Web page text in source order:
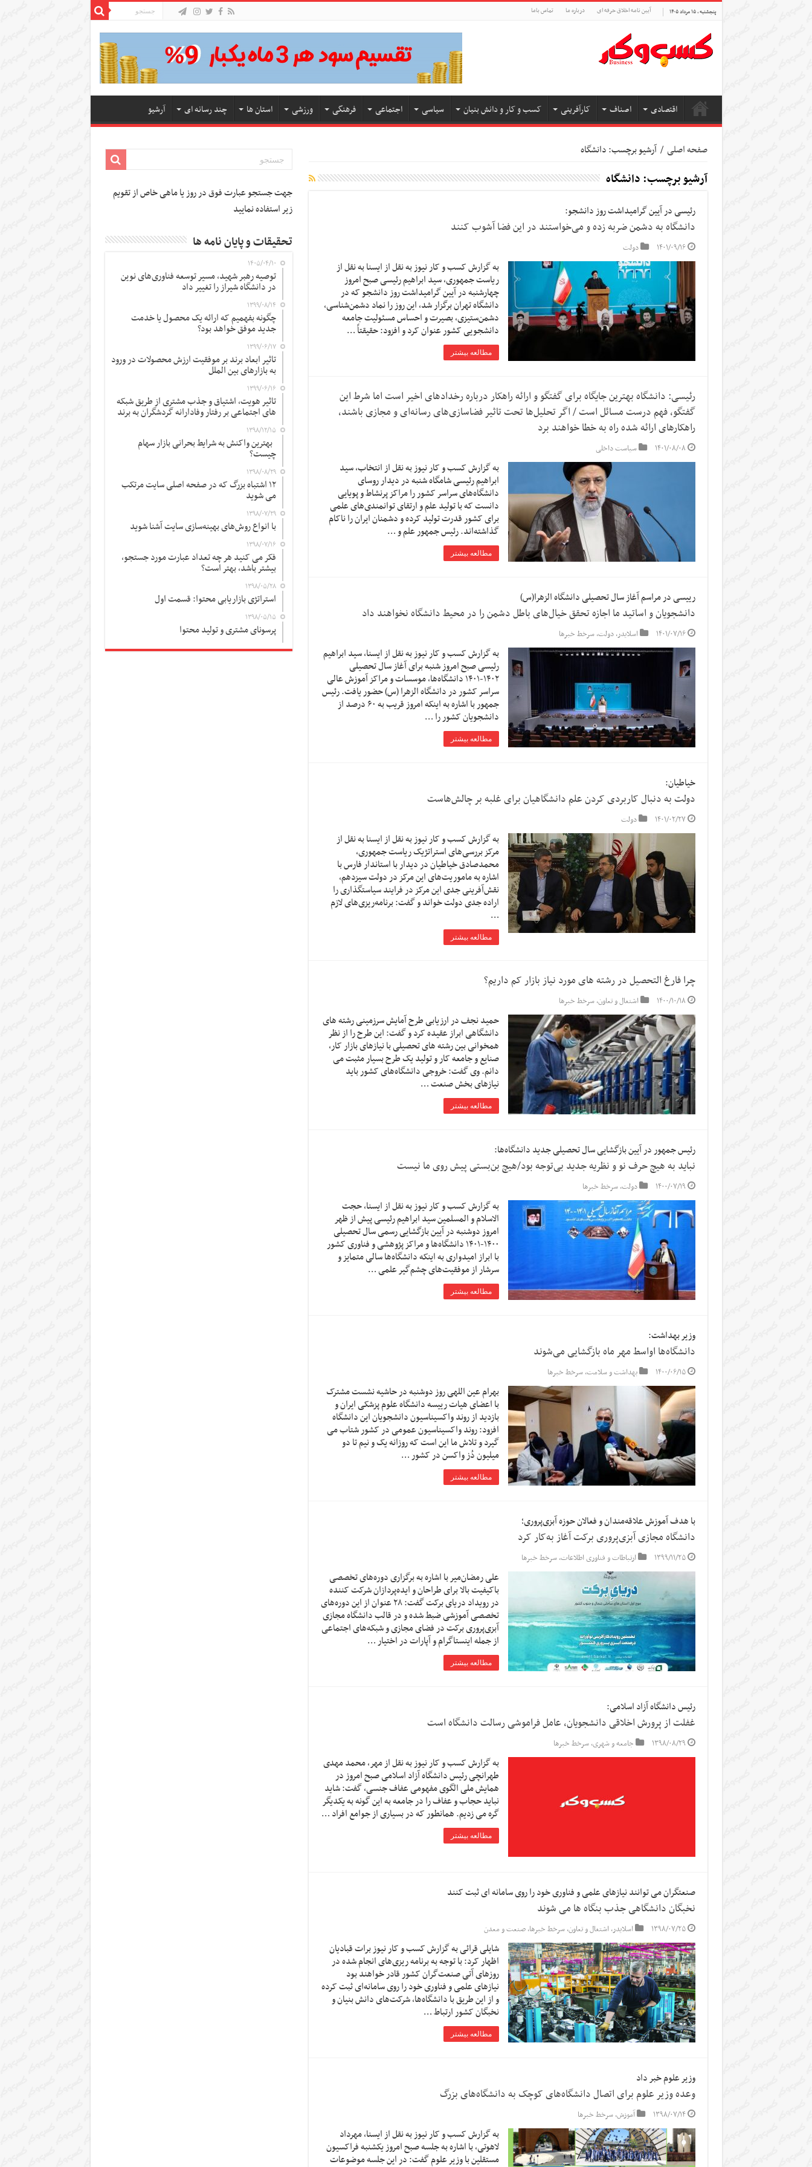
پنجشنبه , ۱۵ مرداد ۱۴۰۵ آیین نامه اخلاق حرفه ای درباره ما تماس باما
اقتصادی اصناف کارآفرینی کسب و کار و دانش بنیان سیاسی اجتماعی فرهنگی ورزشی استان ها چند رسانه ای آرشیو
صفحه اصلی / آرشیو برچسب: دانشگاه
آرشیو برچسب:دانشگاه
رئیسی در آیین گرامیداشت روز دانشجو:
دانشگاه به دشمن ضربه زده و می‌خواستند در این فضا آشوب کنند
۱۴۰۱/۰۹/۱۶ دولت
به گزارش کسب و کار نیوز به نقل از ایسنا به نقل از
ریاست جمهوری، سید ابراهیم رئیسی صبح امروز
چهارشنبه در آیین گرامیداشت روز دانشجو که در
دانشگاه تهران برگزار شد، این روز را نماد دشمن‌شناسی،
دشمن‌ستیزی، بصیرت و احساس مسئولیت جامعه
دانشجویی کشور عنوان کرد و افزود: حقیقتاً …
مطالعه بیشتر
رئیسی: دانشگاه بهترین جایگاه برای گفتگو و ارائه راهکار درباره رخداد‌های اخیر است اما شرط این
گفتگو‌، فهم درست مسائل است / اگر تحلیل‌ها تحت تاثیر فضاسازی‌های رسانه‌ای و مجازی باشند،
راهکار‌های ارائه شده راه به خطا خواهند برد
۱۴۰۱/۰۸/۰۸ سیاست داخلی
به گزارش کسب و کار نیوز به نقل از انتخاب، سید
ابراهیم رئیسی شامگاه شنبه در دیدار روسای
دانشگاه‌های سراسر کشور را مراکز پرنشاط و پویایی
دانست که با تولید علم و ارتقای توانمندی‌های علمی
برای کشور قدرت تولید کرده و دشمنان ایران را ناکام
گذاشته‌اند. رئیس جمهور علم و …
مطالعه بیشتر
رییسی در مراسم آغاز سال تحصیلی دانشگاه الزهرا(س)
دانشجویان و اساتید ما اجازه تحقق خیال‌های باطل دشمن را در محیط دانشگاه نخواهند داد
۱۴۰۱/۰۷/۱۶ اسلایدر,دولت,سرخط خبرها
به گزارش کسب و کار نیوز به نقل از ایسنا، سید ابراهیم
رئیسی صبح امروز شنبه برای آغاز سال تحصیلی
۱۴۰۲-۱۴۰۱ دانشگاه‌ها، موسسات و مراکز آموزش عالی
سراسر کشور در دانشگاه الزهرا (س) حضور یافت. رئیس
جمهور با اشاره به اینکه امروز قریب به ۶۰ درصد از
دانشجویان کشور را …
مطالعه بیشتر
خیاطیان:
دولت به دنبال کاربردی کردن علم دانشگاهیان برای غلبه بر چالش‌هاست
۱۴۰۱/۰۲/۲۷ دولت
به گزارش کسب و کار نیوز به نقل از ایسنا به نقل از
مرکز بررسی‌های استراتژیک ریاست جمهوری،
محمدصادق خیاطیان در دیدار با استاندار فارس با
اشاره به ماموریت‌های این مرکز در دولت سیزدهم،
نقش‌آفرینی جدی این مرکز در فرایند سیاستگذاری را
اراده جدی دولت خواند و گفت: برنامه‌ریزی‌های لازم
…
مطالعه بیشتر
چرا فارغ التحصیل در رشته های مورد نیاز بازار کم داریم؟
۱۴۰۰/۱۰/۱۸ اشتغال و تعاون,سرخط خبرها
حمید نجف در ارزیابی طرح آمایش سرزمینی رشته های
دانشگاهی ابراز عقیده کرد و گفت: این طرح را از نظر
همخوانی بین رشته های تحصیلی با نیازهای بازار کار،
صنایع و جامعه کار و تولید یک طرح بسیار مثبت می
دانم. وی گفت: خروجی دانشگاه‌های کشور باید
نیازهای بخش صنعت …
مطالعه بیشتر
رئیس جمهور در آیین بازگشایی سال تحصیلی جدید دانشگاه‌ها:
نباید به هیچ حرف نو و نظریه جدید بی‌توجه بود/هیچ بن‌بستی پیش روی ما نیست
۱۴۰۰/۰۷/۱۹ دولت,سرخط خبرها
به گزارش کسب و کار نیوز به نقل از ایسنا، حجت
الاسلام و المسلمین سید ابراهیم رئیسی پیش از ظهر
امروز دوشنبه در آیین بازگشایی رسمی سال تحصیلی
۱۴۰۰-۱۴۰۱ دانشگاه‌ها و مراکز پژوهشی و فناوری کشور
با ابراز امیدواری به اینکه دانشگاه‌ها سالی متمایز و
سرشار از موفقیت‌های چشم‌گیر علمی …
مطالعه بیشتر
وزیر بهداشت:
دانشگاه‌ها اواسط مهر ماه بازگشایی می‌شوند
۱۴۰۰/۰۶/۱۵ بهداشت و سلامت,سرخط خبرها
بهرام عین اللهی روز دوشنبه در حاشیه نشست مشترک
با اعضای هیات رییسه دانشگاه علوم پزشکی ایران و
بازدید از روند واکسیناسیون دانشجویان این دانشگاه
افزود: روند واکسیناسیون عمومی در کشور شتاب می
گیرد و تلاش ما این است که روزانه یک و نیم تا دو
میلیون دُز واکسن در کشور …
مطالعه بیشتر
با هدف آموزش علاقه‌مندان و فعالان حوزه آبزی‌پروری؛
دانشگاه مجازی آبزی‌پروری برکت آغاز به‌کار کرد
۱۳۹۹/۱۱/۲۵ ارتباطات و فناوری اطلاعات,سرخط خبرها
علی رمضان‌میر با اشاره به برگزاری دوره‌های تخصصی
باکیفیت بالا برای طراحان و ایده‌پردازان شرکت کننده
در رویداد دریای برکت گفت: ۲۸ عنوان از این دوره‌های
تخصصی آموزشی ضبط شده و در قالب دانشگاه مجازی
آبزی‌پروری برکت در فضای مجازی و شبکه‌های اجتماعی
از جمله اینستاگرام و آپارات در اختیار …
مطالعه بیشتر
رئیس دانشگاه آزاد اسلامی:
غفلت از پرورش اخلاقی دانشجویان، عامل فراموشی رسالت دانشگاه است
۱۳۹۸/۰۸/۲۹ جامعه و شهری,سرخط خبرها
به گزارش کسب و کار نیوز به نقل از مهر، محمد مهدی
طهرانچی رئیس دانشگاه آزاد اسلامی صبح امروز در
همایش ملی الگوی مفهومی عفاف جنسی، گفت: شاید
نباید حجاب و عفاف را در جامعه به این گونه به یکدیگر
گره می زدیم. همانطور که در بسیاری از جوامع افراد …
مطالعه بیشتر
صنعتگران می توانند نیازهای علمی و فناوری خود را روی سامانه ای ثبت کنند
نخبگان دانشگاهی جذب بنگاه ها می شوند
۱۳۹۸/۰۷/۲۵ اسلایدر,اشتغال و تعاون,سرخط خبرها,صنعت و معدن
شایلی قرائی به گزارش کسب و کار نیوز برات قبادیان
اظهار کرد: با توجه به برنامه ریزی‌های انجام شده در
روز‌های آتی صنعت‌گران کشور قادر خواهند بود
نیاز‌های علمی و فناوری خود را روی سامانه‌ای ثبت کرده
و از این طریق با دانشگاه‌ها، شرکت‌های دانش بنیان و
نخبگان کشور ارتباط …
مطالعه بیشتر
وزیر علوم خبر داد
وعده وزیر علوم برای اتصال دانشگاه‌های کوچک به دانشگاه‌های بزرگ
۱۳۹۸/۰۷/۱۴ آموزش,سرخط خبرها
به گزارش کسب و کار نیوز به نقل از ایسنا، مهرداد
لاهوتی، با اشاره به جلسه صبح امروز یکشنبه فراکسیون
مستقلین با وزیر علوم گفت: در این جلسه موضوعات
جهت جستجو عبارت فوق در روز یا ماهی خاص از تقویم
زیر استفاده نمایید
تحقیقات و پایان نامه ها
۱۴۰۵/۰۴/۱۰
توصیه رهبر شهید، مسیر توسعه فناوری‌های نوین
در دانشگاه شیراز را تغییر داد
۱۳۹۹/۰۸/۱۴
چگونه بفهمیم که ارائه یک محصول یا خدمت
جدید موفق خواهد بود؟
۱۳۹۹/۰۶/۱۷
تاثیر ابعاد برند بر موفقیت ارزش محصولات در ورود
به بازارهای بین الملل
۱۳۹۹/۰۶/۱۶
تاثیر هویت، اشتیاق و جذب مشتری از طریق شبکه
های اجتماعی بر رفتار وفادارانه گردشگران به برند
۱۳۹۸/۱۲/۱۵
بهترین واکنش به شرایط بحرانی بازار سهام
چیست؟
۱۳۹۸/۰۸/۲۹
۱۲ اشتباه بزرگ که در صفحه اصلی سایت مرتکب
می شوید
۱۳۹۸/۰۷/۲۹
با انواع روش‌های بهینه‌سازی سایت آشنا شوید
۱۳۹۸/۰۷/۱۶
فکر می کنید هر چه تعداد عبارت مورد جستجو،
بیشتر باشد، بهتر است؟
۱۳۹۸/۰۵/۲۸
استراتژی بازاریابی محتوا: قسمت اول
۱۳۹۸/۰۵/۱۵
پرسونای مشتری و تولید محتوا